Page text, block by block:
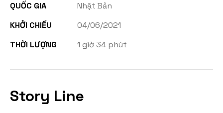
QUỐC GIA
Nhật Bản
KHỞI CHIẾU
04/06/2021
THỜI LƯỢNG
1 giờ 34 phút
Story Line